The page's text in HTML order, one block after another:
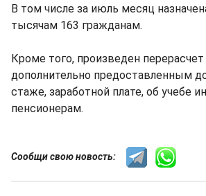
В том числе за июль месяц
тысячам 163 гражданам.
Кроме того, произведен
дополнительно предоставленным
стаже, заработной плате, об учебе
пенсионерам.
Сообщи свою новость: